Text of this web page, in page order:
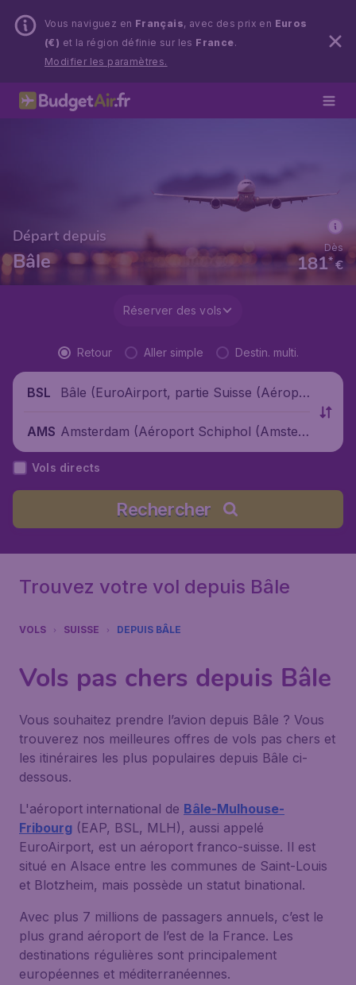
Vous naviguez en Français, avec des prix en Euros
(€) et la région définie sur les France.
Modifier les paramètres.
Départ depuis
Bâle €
181*
Dès
Réserver des vols
Retour Aller simple Destin. multi.
BSL
Bâle (EuroAirport, partie Suisse (Aéropo
AMS Amsterdam (Aéroport Schiphol (Amster
dam)), Pays-Bas
Vols directs
Rechercher
Trouvez votre vol depuis Bâle
VOLS SUISSE DEPUIS BÂLE
Vols pas chers depuis Bâle
Vous souhaitez prendre l’avion depuis Bâle ? Vous
trouverez nos meilleures offres de vols pas chers et
les itinéraires les plus populaires depuis Bâle ci-
dessous.
L'aéroport international de Bâle-Mulhouse-
Fribourg (EAP, BSL, MLH), aussi appelé
EuroAirport, est un aéroport franco-suisse. Il est
situé en Alsace entre les communes de Saint-Louis
et Blotzheim, mais possède un statut binational.
Avec plus 7 millions de passagers annuels, c’est le
plus grand aéroport de l’est de la France. Les
destinations régulières sont principalement
européennes et méditerranéennes.